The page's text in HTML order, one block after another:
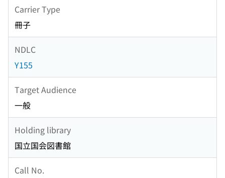
Carrier Type
冊子
NDLC
Y155
Target Audience
一般
Holding library
国立国会図書館
Call No.